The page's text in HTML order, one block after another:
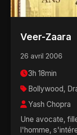
Veer-Zaara
26 avril 2006
3h 18min
Bollywood,
Yash Chopra
Une avocate,
l'homme,